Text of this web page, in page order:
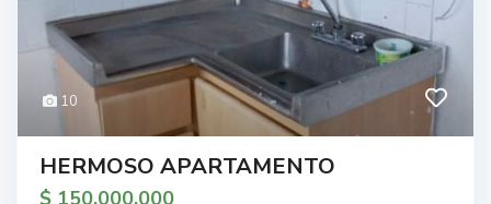
10
HERMOSO APARTAMENTO
$ 150.000.000